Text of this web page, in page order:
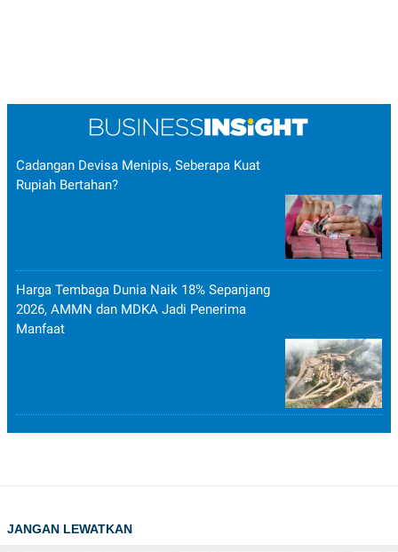
Cadangan Devisa Menipis, Seberapa Kuat
Rupiah Bertahan?
Harga Tembaga Dunia Naik 18% Sepanjang
2026, AMMN dan MDKA Jadi Penerima
Manfaat
JANGAN LEWATKAN